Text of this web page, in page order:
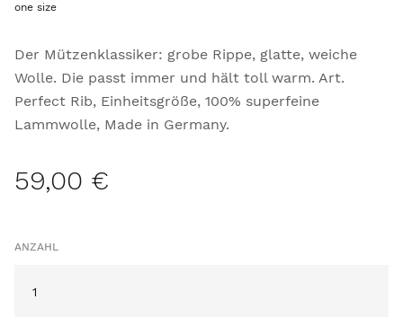
one size
Der Mützenklassiker: grobe Rippe, glatte, weiche
Wolle. Die passt immer und hält toll warm. Art.
Perfect Rib, Einheitsgröße, 100% superfeine
Lammwolle, Made in Germany.
59,00 €
ANZAHL